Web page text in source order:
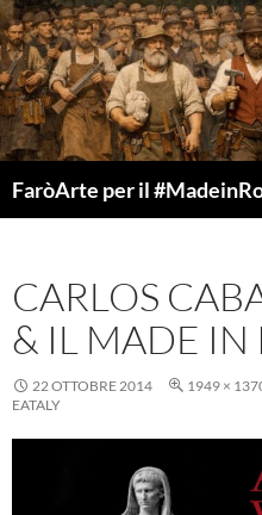
Vai
al
contenuto
FaròArte per il
CARLOS
& IL MADE IN
22 OTTOBRE 2014 1949 ×
EATALY